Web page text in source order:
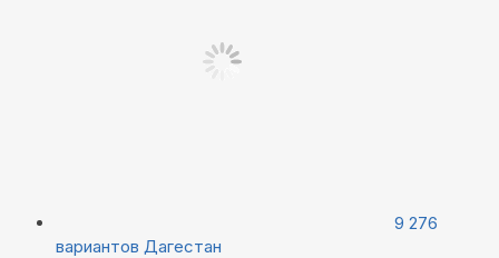
9 276
вариантов Дагестан